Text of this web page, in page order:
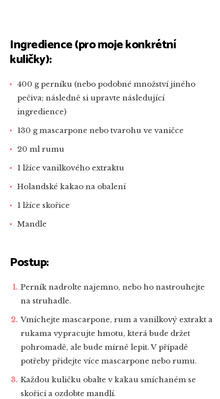
Ingredience (pro moje konkrétní
kuličky):
400 g perníku (nebo podobné množství jiného
pečiva; následně si upravte následující
ingredience)
130 g mascarpone nebo tvarohu ve vaničce
20 ml rumu
1 lžíce vanilkového extraktu
Holandské kakao na obalení
1 lžíce skořice
Mandle
Postup:
Perník nadrolte najemno, nebo ho nastrouhejte
na struhadle.
Vmíchejte mascarpone, rum a vanilkový extrakt a
rukama vypracujte hmotu, která bude držet
pohromadě, ale bude mírně lepit. V případě
potřeby přidejte více mascarpone nebo rumu.
Každou kuličku obalte v kakau smíchaném se
skořicí a ozdobte mandlí.